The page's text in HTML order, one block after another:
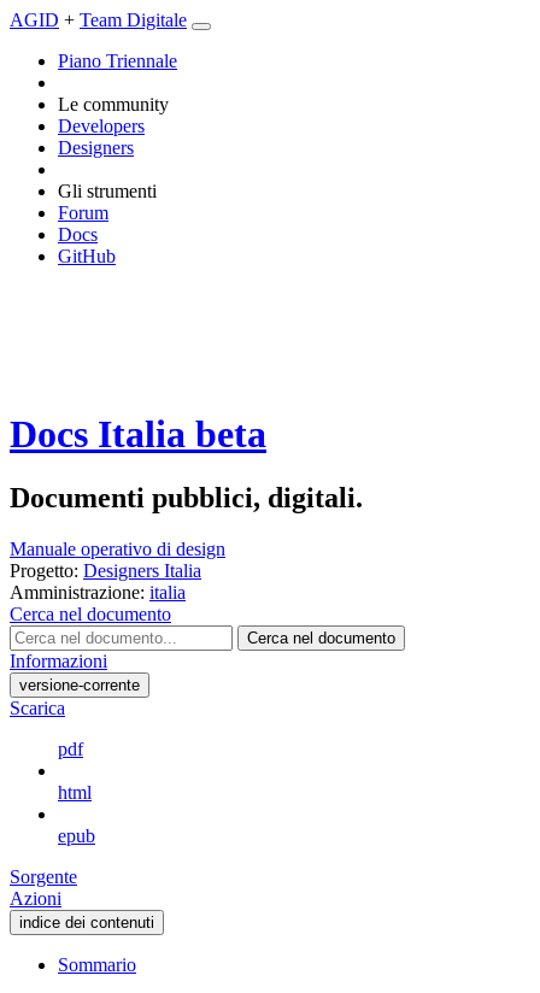
AGID + Team Digitale
Piano Triennale
Le community
Developers
Designers
Gli strumenti
Forum
Docs
GitHub
Docs Italia beta
Documenti pubblici, digitali.
Manuale operativo di design
Progetto: Designers Italia
Amministrazione: italia
Cerca nel documento
Cerca nel documento
Informazioni
versione-corrente
Scarica
pdf
html
epub
Sorgente
Azioni
indice dei contenuti
Sommario